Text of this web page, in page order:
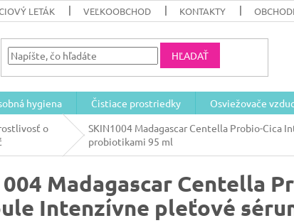
LETÁK VEĽKOOBCHOD KONTAKTY
HĽADAŤ
hygiena Čistiace prostriedky Osviežovače
o
SKIN1004 Madagascar Centella Probio-Cica
probiotikami 95 ml
Madagascar Centella
Intenzívne pleťové